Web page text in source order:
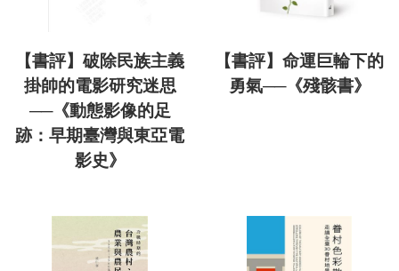
【書評】破除民族主義
掛帥的電影研究迷思
──《動態影像的足
跡：早期臺灣與東亞電
影史》
【書評】命運巨輪下的
勇氣──《殘骸書》